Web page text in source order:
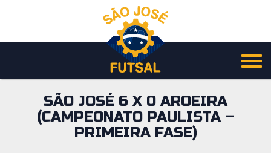
o
SÃO JOSÉ 6 X 0 AROEIRA
(CAMPEONATO PAULISTA –
PRIMEIRA FASE)